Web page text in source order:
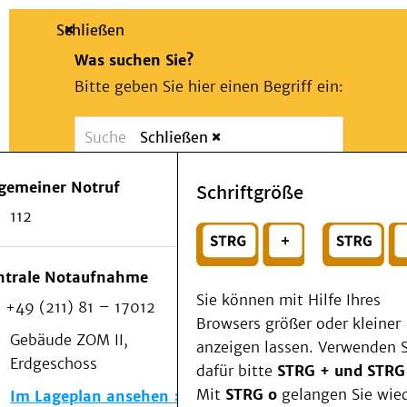
Suche
Schließen
Was suchen Sie?
Bitte geben Sie hier einen Begriff ein:
Suchen
Wählen Sie ein Thema für Ihren
Notfall
Schließen
Notruf
112
Notaufnahme
+49 (211) 81 – 17012
Gebäude ZOM II,
Erdgeschoss
Im Lageplan ansehen
Schriftgröße
Sie können mit Hilfe Ihres
Browsers größer oder kleiner
anzeigen lassen. Verwenden
dafür bitte STRG + und
Mit STRG o gelangen Sie
Patienten & Besucher
Als Patient am UKD
Beratung und Unterstützung
Veranstaltungen
Kommunikation im Medizinwesen (KIM)
Notfall
Forschung & Lehre
Medizinische Fakultät